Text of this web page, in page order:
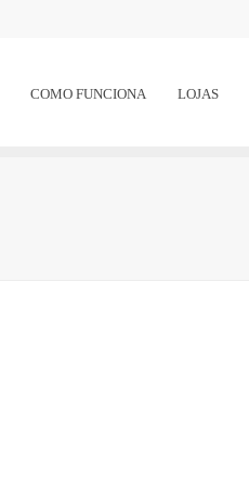
COMO FUNCIONA LOJAS